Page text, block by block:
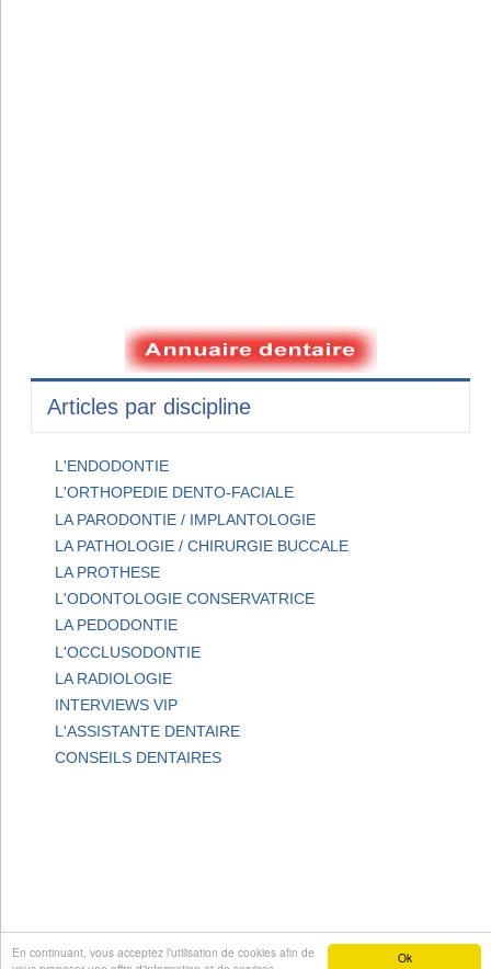
Ok
En continuant, vous acceptez l’utilisation de cookies afin de
Articles par discipline
L'ENDODONTIE
L'ORTHOPEDIE DENTO-FACIALE
LA PARODONTIE / IMPLANTOLOGIE
LA PATHOLOGIE / CHIRURGIE BUCCALE
LA PROTHESE
L'ODONTOLOGIE CONSERVATRICE
LA PEDODONTIE
L'OCCLUSODONTIE
LA RADIOLOGIE
INTERVIEWS VIP
L'ASSISTANTE DENTAIRE
CONSEILS DENTAIRES